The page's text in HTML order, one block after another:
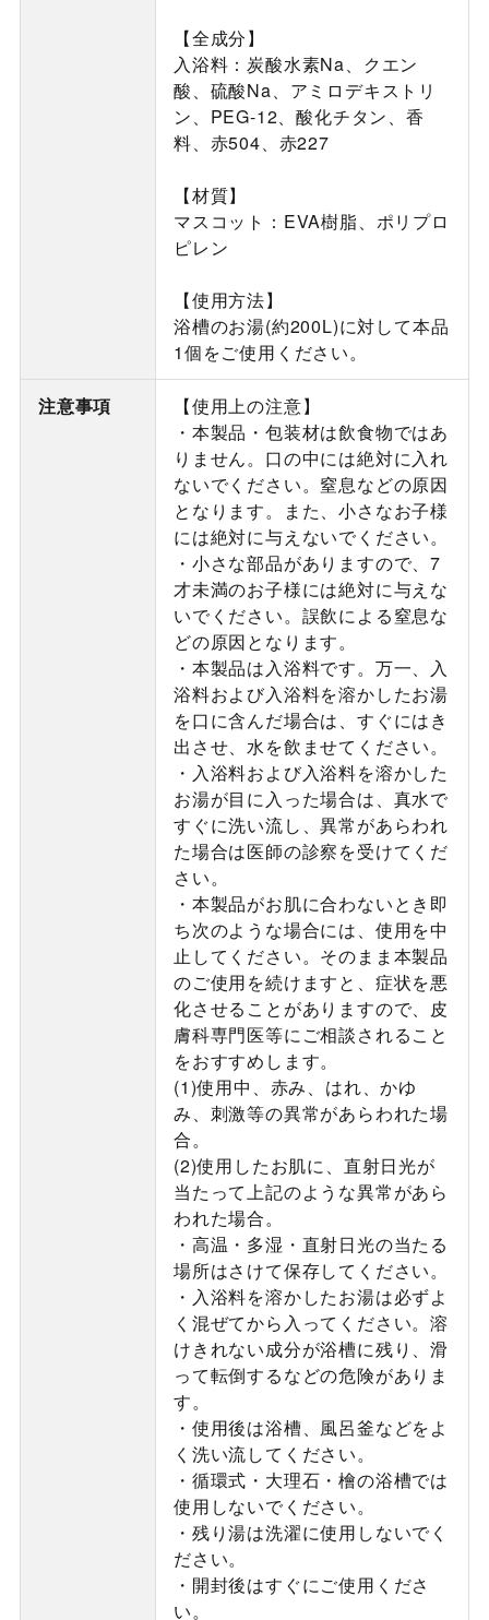
【全成分】
入浴料：炭酸水素Na、クエン
酸、硫酸Na、アミロデキストリ
ン、PEG-12、酸化チタン、香
料、赤504、赤227
【材質】
マスコット：EVA樹脂、ポリプロ
ピレン
【使用方法】
浴槽のお湯(約200L)に対して本品
1個をご使用ください。
注意事項
【使用上の注意】
・本製品・包装材は飲食物ではあ
りません。口の中には絶対に入れ
ないでください。窒息などの原因
となります。また、小さなお子様
には絶対に与えないでください。
・小さな部品がありますので、7
才未満のお子様には絶対に与えな
いでください。誤飲による窒息な
どの原因となります。
・本製品は入浴料です。万一、入
浴料および入浴料を溶かしたお湯
を口に含んだ場合は、すぐにはき
出させ、水を飲ませてください。
・入浴料および入浴料を溶かした
お湯が目に入った場合は、真水で
すぐに洗い流し、異常があらわれ
た場合は医師の診察を受けてくだ
さい。
・本製品がお肌に合わないとき即
ち次のような場合には、使用を中
止してください。そのまま本製品
のご使用を続けますと、症状を悪
化させることがありますので、皮
膚科専門医等にご相談されること
をおすすめします。
(1)使用中、赤み、はれ、かゆ
み、刺激等の異常があらわれた場
合。
(2)使用したお肌に、直射日光が
当たって上記のような異常があら
われた場合。
・高温・多湿・直射日光の当たる
場所はさけて保存してください。
・入浴料を溶かしたお湯は必ずよ
く混ぜてから入ってください。溶
けきれない成分が浴槽に残り、滑
って転倒するなどの危険がありま
す。
・使用後は浴槽、風呂釜などをよ
く洗い流してください。
・循環式・大理石・檜の浴槽では
使用しないでください。
・残り湯は洗濯に使用しないでく
ださい。
・開封後はすぐにご使用くださ
い。